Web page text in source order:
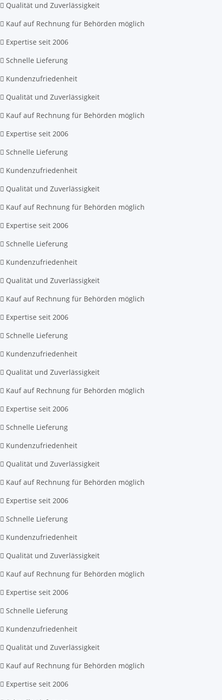
Qualität und Zuverlässigkeit
Kauf auf Rechnung für Behörden möglich
Expertise seit 2006
Schnelle Lieferung
Kundenzufriedenheit
Qualität und Zuverlässigkeit
Kauf auf Rechnung für Behörden möglich
Expertise seit 2006
Schnelle Lieferung
Kundenzufriedenheit
Qualität und Zuverlässigkeit
Kauf auf Rechnung für Behörden möglich
Expertise seit 2006
Schnelle Lieferung
Kundenzufriedenheit
Qualität und Zuverlässigkeit
Kauf auf Rechnung für Behörden möglich
Expertise seit 2006
Schnelle Lieferung
Kundenzufriedenheit
Qualität und Zuverlässigkeit
Kauf auf Rechnung für Behörden möglich
Expertise seit 2006
Schnelle Lieferung
Kundenzufriedenheit
Qualität und Zuverlässigkeit
Kauf auf Rechnung für Behörden möglich
Expertise seit 2006
Schnelle Lieferung
Kundenzufriedenheit
Qualität und Zuverlässigkeit
Kauf auf Rechnung für Behörden möglich
Expertise seit 2006
Schnelle Lieferung
Kundenzufriedenheit
Qualität und Zuverlässigkeit
Kauf auf Rechnung für Behörden möglich
Expertise seit 2006